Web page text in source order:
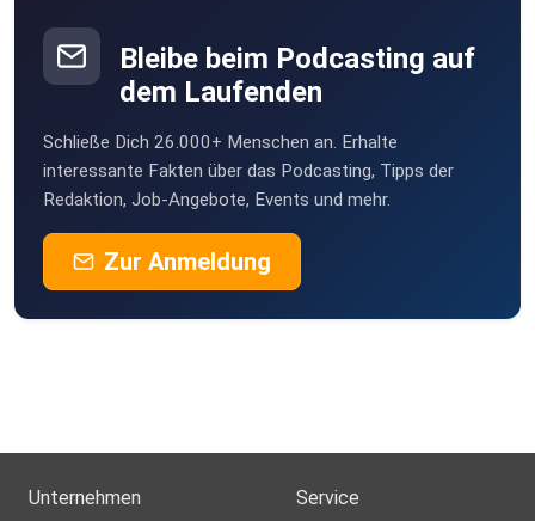
Bleibe beim Podcasting auf
dem Laufenden
Schließe Dich 26.000+ Menschen an. Erhalte
interessante Fakten über das Podcasting, Tipps der
Redaktion, Job-Angebote, Events und mehr.
Zur Anmeldung
Unternehmen Service